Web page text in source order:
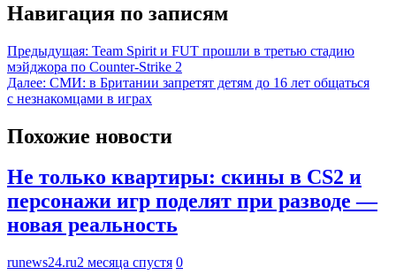
Навигация по записям
Предыдущая: Team Spirit и FUT прошли в третью стадию
мэйджора по Counter-Strike 2
Далее: СМИ: в Британии запретят детям до 16 лет общаться
с незнакомцами в играх
Похожие новости
Не только квартиры: скины в CS2 и
персонажи игр поделят при разводе —
новая реальность
runews24.ru2 месяца спустя 0